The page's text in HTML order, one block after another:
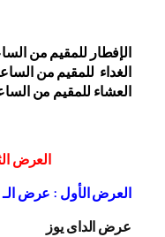
الإفطار للمقيم من الساعة 7:00 صباحا
الغداء للمقيم من الساعة 2:00
العشاء للمقيم من الساعة 6:00 مساء حتى 9:00
العرض
العرض الأول : عرض الـ 8 ساعات
عرض الداى يوز